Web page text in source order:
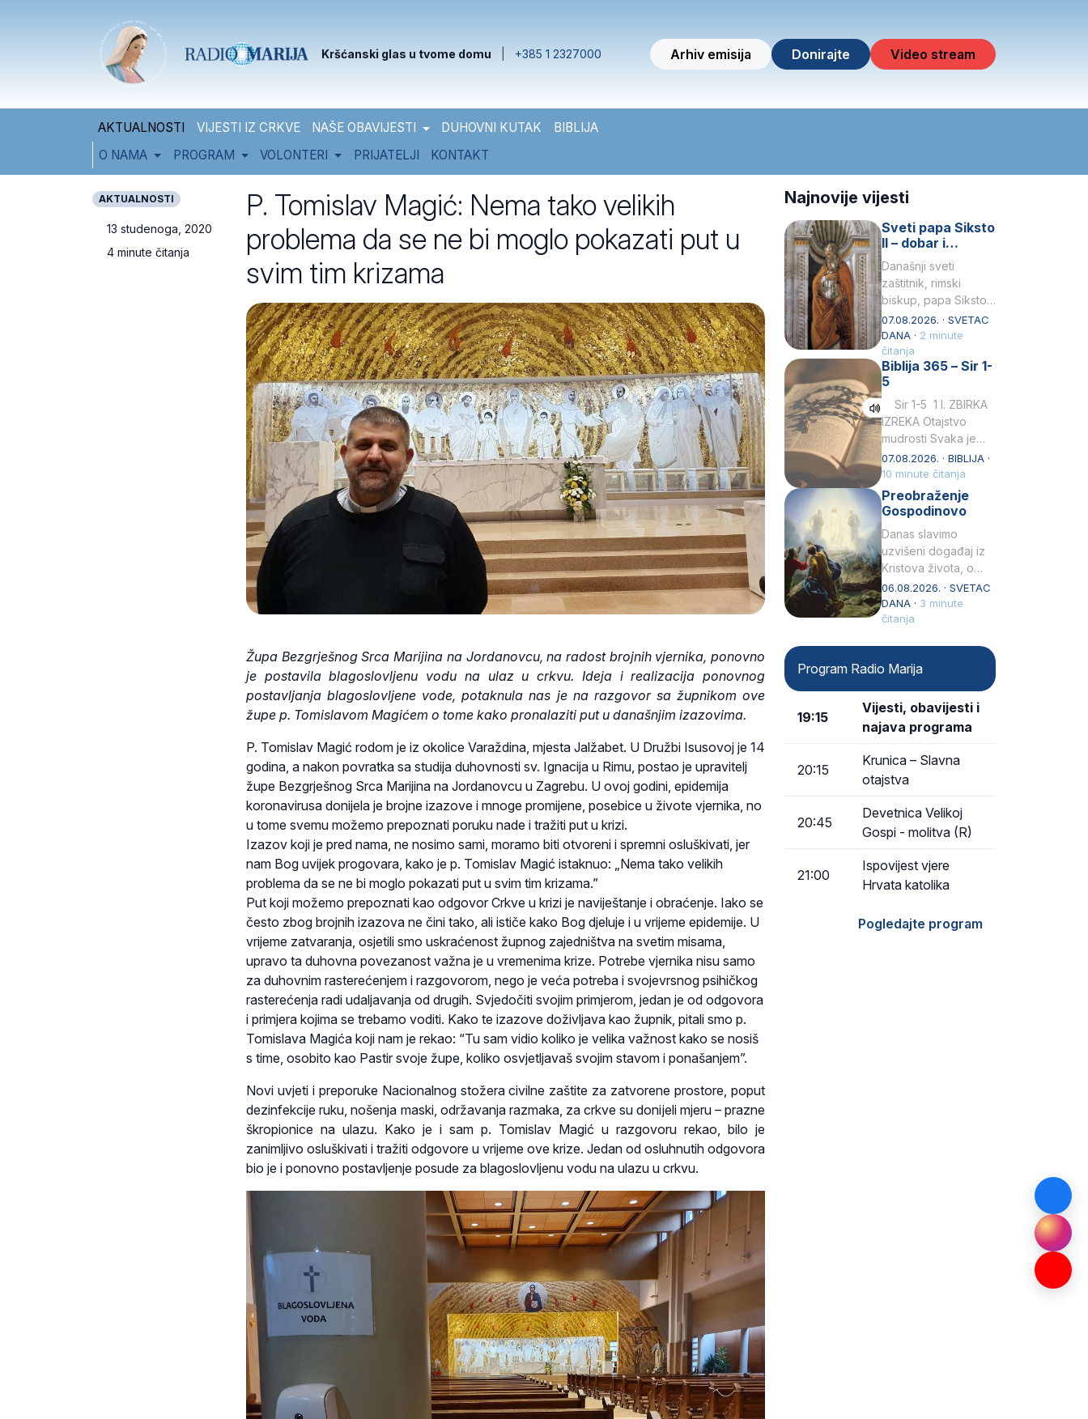
Kršćanski glas u tvome domu +385 1 2327000 Arhiv emisija Donirajte Video stream
AKTUALNOSTI VIJESTI IZ CRKVE NAŠE OBAVIJESTI DUHOVNI KUTAK
BIBLIJA
O NAMA
PROGRAM VOLONTERI PRIJATELJI KONTAKT
AKTUALNOSTI
13 studenoga, 2020
4 minute čitanja
P. Tomislav Magić: Nema tako velikih
problema da se ne bi moglo pokazati put u
svim tim krizama
Župa Bezgrješnog Srca Marijina na Jordanovcu, na radost brojnih vjernika, ponovno
je postavila blagoslovljenu vodu na ulaz u crkvu. Ideja i realizacija ponovnog
postavljanja blagoslovljene vode, potaknula nas je na razgovor sa župnikom ove
župe p. Tomislavom Magićem o tome kako pronalaziti put u današnjim izazovima.
P. Tomislav Magić rodom je iz okolice Varaždina, mjesta Jalžabet. U Družbi Isusovoj je 14
godina, a nakon povratka sa studija duhovnosti sv. Ignacija u Rimu, postao je upravitelj
župe Bezgrješnog Srca Marijina na Jordanovcu u Zagrebu. U ovoj godini, epidemija
koronavirusa donijela je brojne izazove i mnoge promijene, posebice u živote vjernika, no
u tome svemu možemo prepoznati poruku nade i tražiti put u krizi.
Izazov koji je pred nama, ne nosimo sami, moramo biti otvoreni i spremni osluškivati, jer
nam Bog uvijek progovara, kako je p. Tomislav Magić istaknuo: „Nema tako velikih
problema da se ne bi moglo pokazati put u svim tim krizama.”
Put koji možemo prepoznati kao odgovor Crkve u krizi je naviještanje i obraćenje. Iako se
često zbog brojnih izazova ne čini tako, ali ističe kako Bog djeluje i u vrijeme epidemije. U
vrijeme zatvaranja, osjetili smo uskraćenost župnog zajedništva na svetim misama,
upravo ta duhovna povezanost važna je u vremenima krize. Potrebe vjernika nisu samo
za duhovnim rasterećenjem i razgovorom, nego je veća potreba i svojevrsnog psihičkog
rasterećenja radi udaljavanja od drugih. Svjedočiti svojim primjerom, jedan je od odgovora
i primjera kojima se trebamo voditi. Kako te izazove doživljava kao župnik, pitali smo p.
Tomislava Magića koji nam je rekao: “Tu sam vidio koliko je velika važnost kako se nosiš
s time, osobito kao Pastir svoje župe, koliko osvjetljavaš svojim stavom i ponašanjem”.
Novi uvjeti i preporuke Nacionalnog stožera civilne zaštite za zatvorene prostore, poput
dezinfekcije ruku, nošenja maski, održavanja razmaka, za crkve su donijeli mjeru – prazne
škropionice na ulazu. Kako je i sam p. Tomislav Magić u razgovoru rekao, bilo je
zanimljivo osluškivati i tražiti odgovore u vrijeme ove krize. Jedan od osluhnutih odgovora
bio je i ponovno postavljenje posude za blagoslovljenu vodu na ulazu u crkvu.
Najnovije vijesti
Sveti papa Siksto
II – dobar i
miroljubiv pastir
Današnji sveti
zaštitnik, rimski
biskup, papa Siksto
(Sixtus) II, prema
knjizi Liber
Pontificalis bio je
rođenjem Grk.
Obnovio je odnose s
afričkim…
07.08.2026. · SVETAC
DANA · 2 minute
čitanja
Biblija 365 – Sir 1-
5
Sir 1-5 1 I. ZBIRKA
IZREKA Otajstvo
mudrosti Svaka je
mudrost od Gospoda
i s njime je dovijeka.2
Tko će…
07.08.2026. · BIBLIJA ·
10 minute čitanja
Preobraženje
Gospodinovo
Danas slavimo
uzvišeni događaj iz
Kristova života, o
kojem nas izvješćuju
evanđelisti Matej,
Marko i Luka te sveti
06.08.2026. · SVETAC
DANA · 3 minute
čitanja
Program Radio Marija
19:15
Vijesti, obavijesti i
najava programa
20:15
Krunica – Slavna
otajstva
20:45
Devetnica Velikoj
Gospi - molitva (R)
21:00
Ispovijest vjere
Hrvata katolika
Pogledajte program